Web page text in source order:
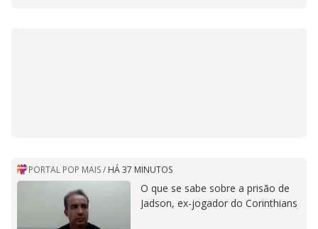
PORTAL POP MAIS/ HÁ 37 MINUTOS
O que se sabe sobre a prisão de
Jadson, ex-jogador do Corinthians